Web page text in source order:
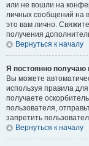
или не вошли на
личных сообщений на
это вам лично.
получения
Вернуться к началу
Я постоянно
Вы можете
используя правила
получаете
пользователя,
запретить
Вернуться к началу